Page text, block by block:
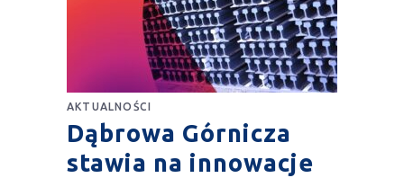
AKTUALNOŚCI
Dąbrowa Górnicza
stawia na innowacje